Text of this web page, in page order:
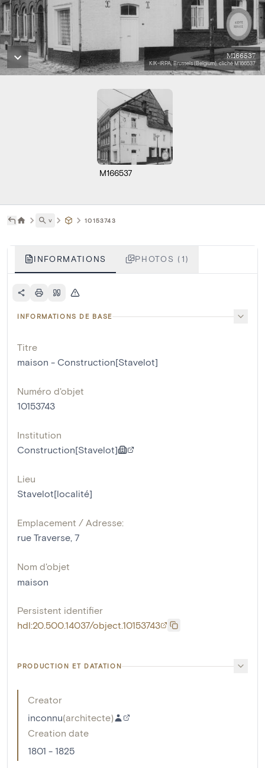
M166537
KIK-IRPA, Brussels (Belgium), cliché M166537
M166537
˅ 10153743
INFORMATIONS PHOTOS (1)
INFORMATIONS DE BASE
Titre
maison - Construction[Stavelot]
Numéro d'objet
10153743
Institution
Construction[Stavelot]
Lieu
Stavelot[localité]
Emplacement / Adresse:
rue Traverse, 7
Nom d'objet
maison
Persistent identifier
hdl:20.500.14037/object.10153743
PRODUCTION ET DATATION
Creator
inconnu(architecte)
Creation date
1801 - 1825